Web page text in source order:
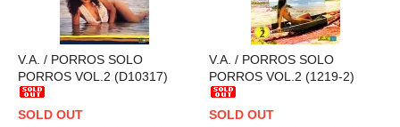
V.A. / PORROS SOLO
PORROS VOL.2 (D10317)
SOLD OUT
V.A. / PORROS SOLO
PORROS VOL.2 (1219-2)
SOLD OUT